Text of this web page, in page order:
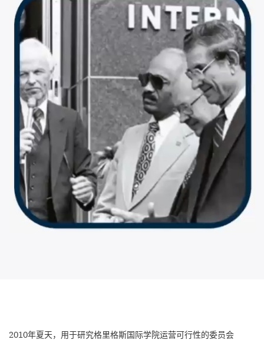
2010年夏天，用于研究格里格斯国际学院运营可行性的委员会